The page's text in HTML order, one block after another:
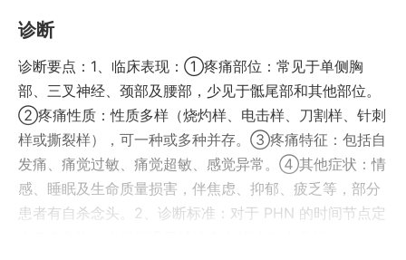
诊断
诊断要点：1、临床表现：①疼痛部位：常见于单侧胸
部、三叉神经、颈部及腰部，少见于骶尾部和其他部位。
②疼痛性质：性质多样（烧灼样、电击样、刀割样、针刺
样或撕裂样），可一种或多种并存。③疼痛特征：包括自
发痛、痛觉过敏、痛觉超敏、感觉异常。④其他症状：情
感、睡眠及生命质量损害，伴焦虑、抑郁、疲乏等，部分
患者有自杀念头。2、诊断标准：对于 PHN 的时间节点定